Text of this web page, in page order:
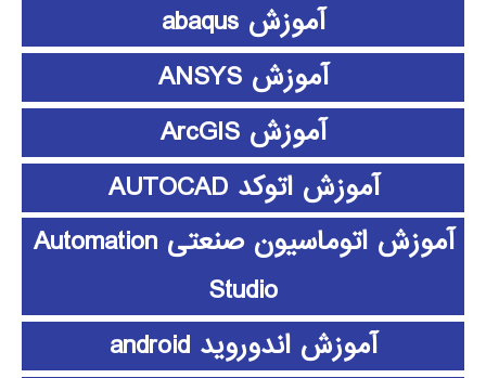
آموزش abaqus
آموزش ANSYS
آموزش ArcGIS
آموزش اتوکد AUTOCAD
آموزش اتوماسیون صنعتی Automation
Studio
آموزش اندوروید android